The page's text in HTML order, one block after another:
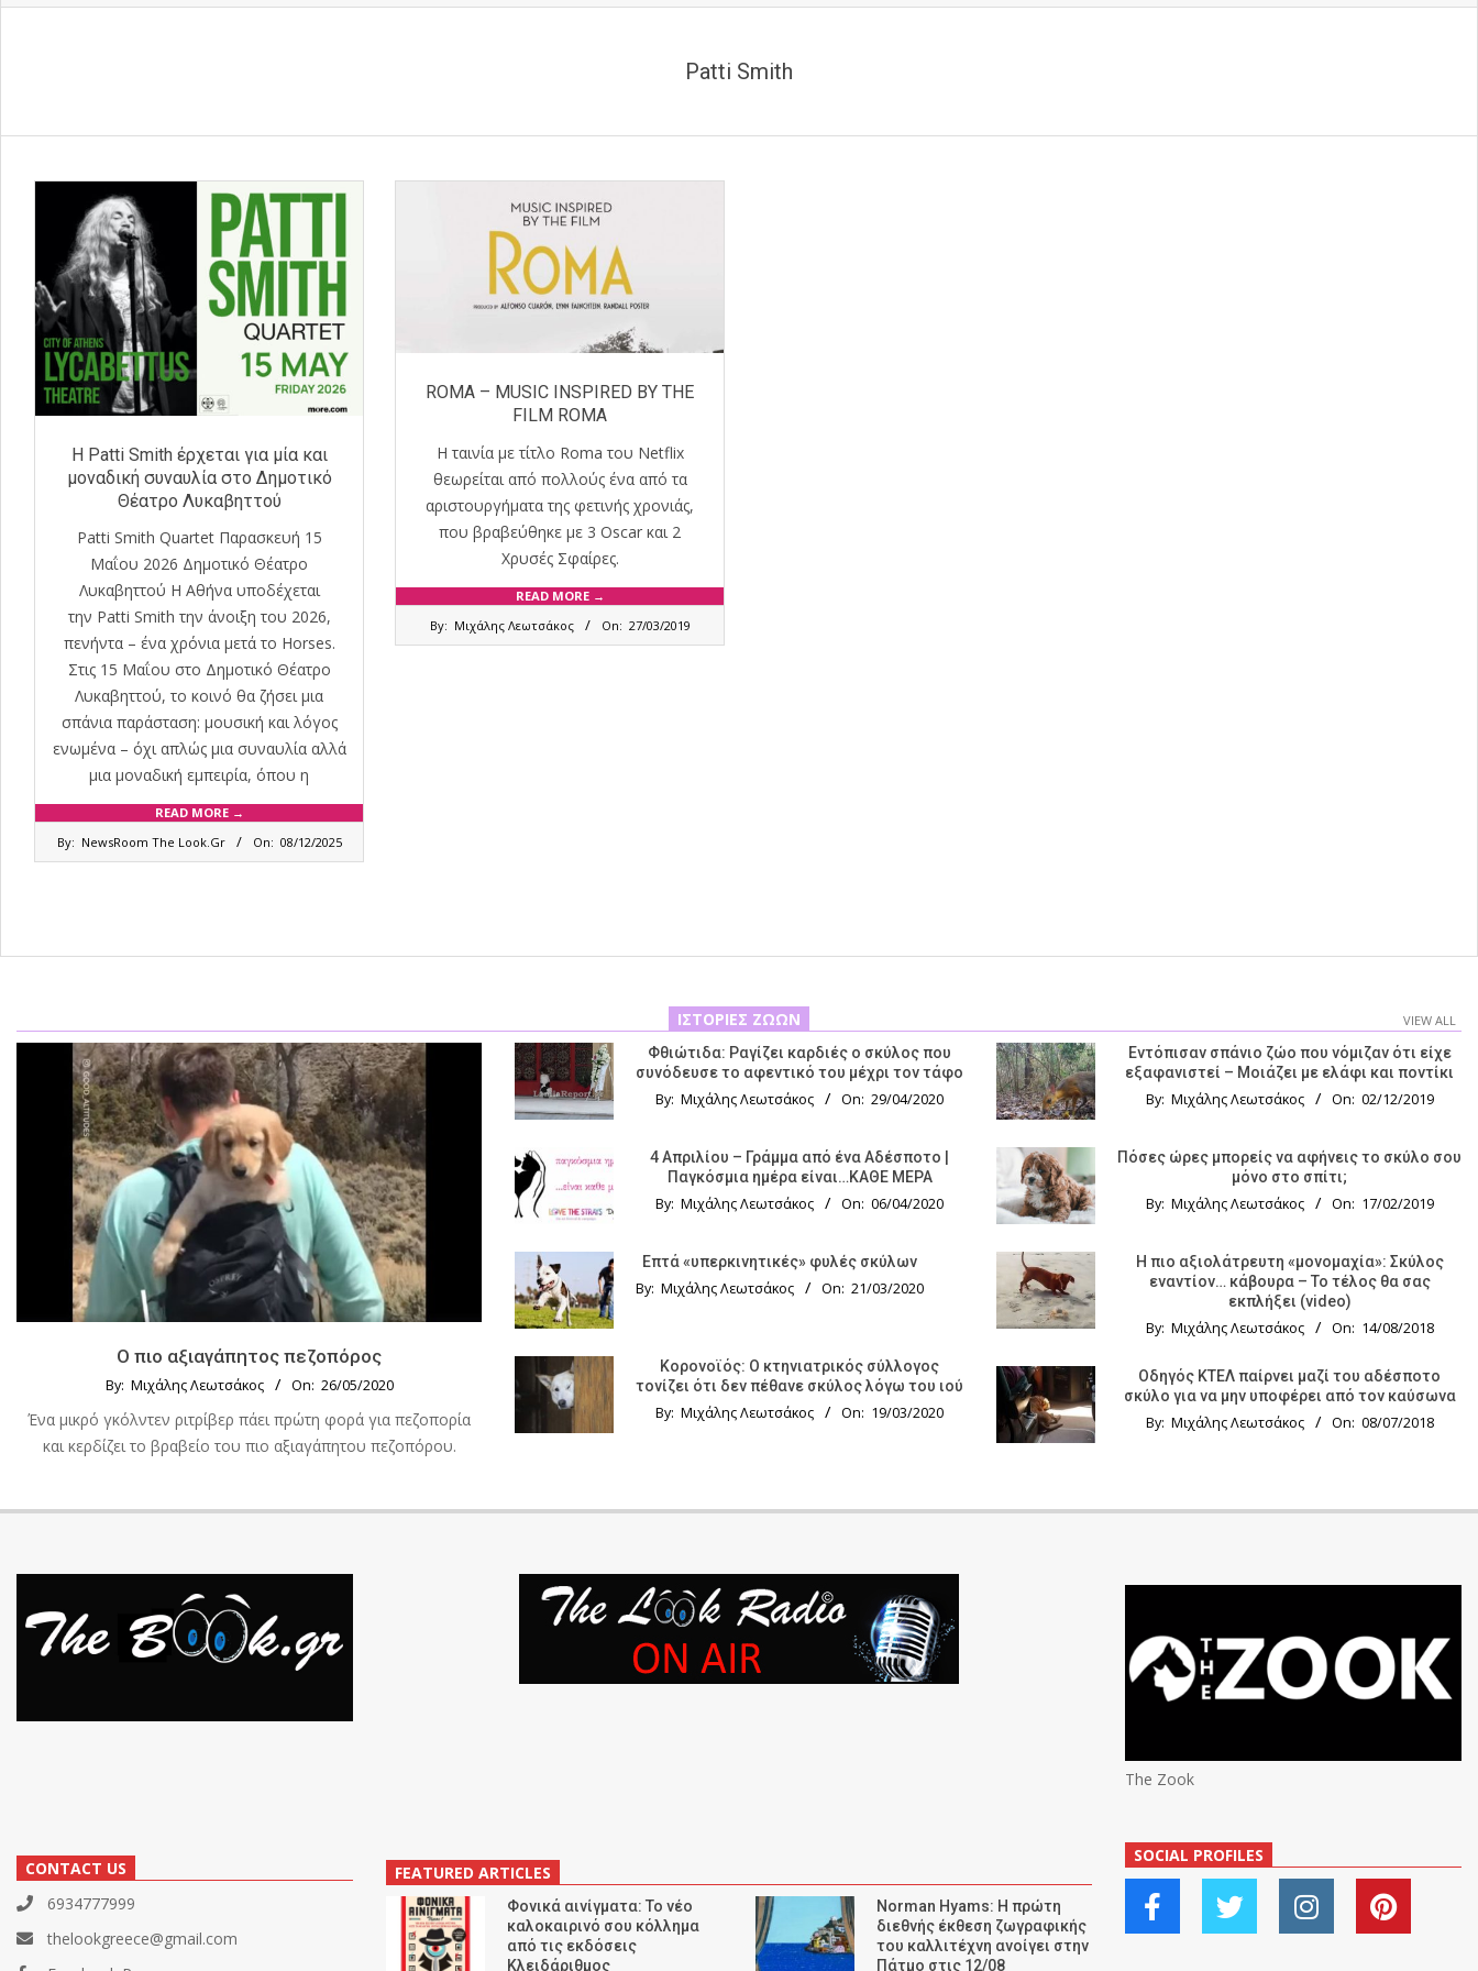
Patti Smith
Η Patti Smith έρχεται για μία και
μοναδική συναυλία στο Δημοτικό
Θέατρο Λυκαβηττού
Patti Smith Quartet Παρασκευή 15
Μαΐου 2026 Δημοτικό Θέατρο
Λυκαβηττού Η Αθήνα υποδέχεται
την Patti Smith την άνοιξη του 2026,
πενήντα – ένα χρόνια μετά το Horses.
Στις 15 Μαΐου στο Δημοτικό Θέατρο
Λυκαβηττού, το κοινό θα ζήσει μια
σπάνια παράσταση: μουσική και λόγος
ενωμένα – όχι απλώς μια συναυλία αλλά
μια μοναδική εμπειρία, όπου η
READ MORE →
By: NewsRoom The Look.Gr On: 08/12/2025
ROMA – MUSIC INSPIRED BY THE
FILM ROMA
H ταινία με τίτλο Roma του Netflix
θεωρείται από πολλούς ένα από τα
αριστουργήματα της φετινής χρονιάς,
που βραβεύθηκε με 3 Oscar και 2
Χρυσές Σφαίρες.
READ MORE →
By: Μιχάλης Λεωτσάκος On: 27/03/2019
ΙΣΤΟΡΊΕΣ ΖΏΩΝ VIEW ALL
Ο πιο αξιαγάπητος πεζοπόρος
By: Μιχάλης Λεωτσάκος On: 26/05/2020
Ένα μικρό γκόλντεν ριτρίβερ πάει πρώτη φορά για πεζοπορία
και κερδίζει το βραβείο του πιο αξιαγάπητου πεζοπόρου.
Φθιώτιδα: Ραγίζει καρδιές ο σκύλος που
συνόδευσε το αφεντικό του μέχρι τον τάφο
By: Μιχάλης Λεωτσάκος On: 29/04/2020
4 Απριλίου – Γράμμα από ένα Αδέσποτο |
Παγκόσμια ημέρα είναι…ΚΑΘΕ ΜΕΡΑ
By: Μιχάλης Λεωτσάκος On: 06/04/2020
Επτά «υπερκινητικές» φυλές σκύλων
By: Μιχάλης Λεωτσάκος On: 21/03/2020
Κορονοϊός: Ο κτηνιατρικός σύλλογος
τονίζει ότι δεν πέθανε σκύλος λόγω του ιού
By: Μιχάλης Λεωτσάκος On: 19/03/2020
Εντόπισαν σπάνιο ζώο που νόμιζαν ότι είχε
εξαφανιστεί – Μοιάζει με ελάφι και ποντίκι
By: Μιχάλης Λεωτσάκος On: 02/12/2019
Πόσες ώρες μπορείς να αφήνεις το σκύλο σου
μόνο στο σπίτι;
By: Μιχάλης Λεωτσάκος On: 17/02/2019
Η πιο αξιολάτρευτη «μονομαχία»: Σκύλος
εναντίον… κάβουρα – Το τέλος θα σας
εκπλήξει (video)
By: Μιχάλης Λεωτσάκος On: 14/08/2018
Οδηγός KTΕΛ παίρνει μαζί του αδέσποτο
σκύλο για να μην υποφέρει από τον καύσωνα
By: Μιχάλης Λεωτσάκος On: 08/07/2018
CONTACT US
6934777999
thelookgreece@gmail.com
FEATURED ARTICLES
Φονικά αινίγματα: Το νέο
καλοκαιρινό σου κόλλημα
από τις εκδόσεις
Κλειδάριθμος
Norman Hyams: Η πρώτη
διεθνής έκθεση ζωγραφικής
του καλλιτέχνη ανοίγει στην
Πάτμο στις 12/08
The Zook
SOCIAL PROFILES